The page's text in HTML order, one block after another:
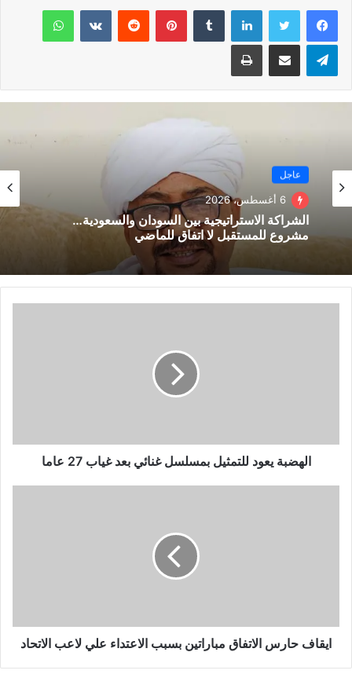
لينكدإن بينتيريست واتساب
تيلقرام مشاركة عبر البريد طباعة
عاجل
6 أغسطس، 2026
الشراكة الاستراتيجية بين السودان والسعودية…
مشروع للمستقبل لا اتفاق للماضي
الهضبة يعود للتمثيل بمسلسل غنائي بعد غياب 27 عاما
ايقاف حارس الاتفاق مباراتين بسبب الاعتداء علي لاعب الاتحاد